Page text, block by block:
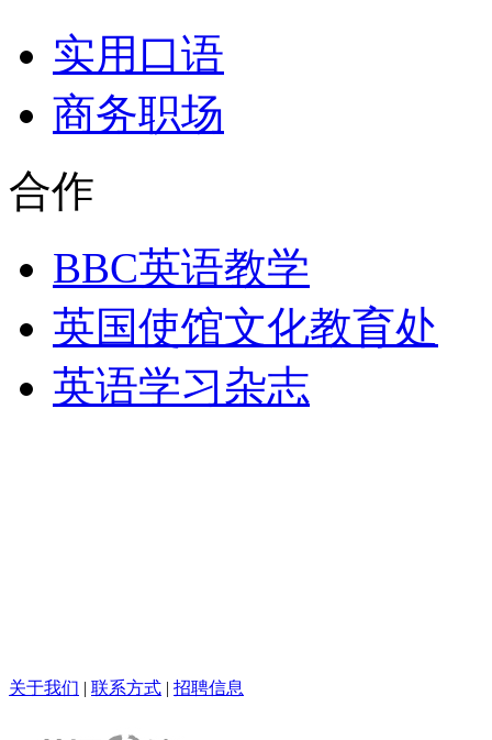
实用口语
商务职场
合作
BBC英语教学
英国使馆文化教育处
英语学习杂志
关于我们 | 联系方式 | 招聘信息